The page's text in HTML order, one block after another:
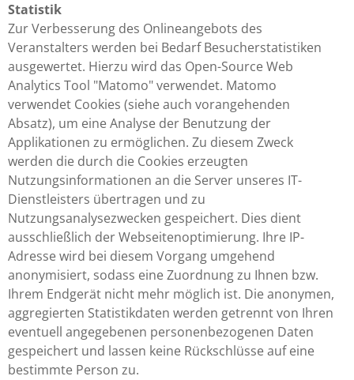
Statistik
Zur Verbesserung des Onlineangebots des
Veranstalters werden bei Bedarf Besucherstatistiken
ausgewertet. Hierzu wird das Open-Source Web
Analytics Tool "Matomo" verwendet. Matomo
verwendet Cookies (siehe auch vorangehenden
Absatz), um eine Analyse der Benutzung der
Applikationen zu ermöglichen. Zu diesem Zweck
werden die durch die Cookies erzeugten
Nutzungsinformationen an die Server unseres IT-
Dienstleisters übertragen und zu
Nutzungsanalysezwecken gespeichert. Dies dient
ausschließlich der Webseitenoptimierung. Ihre IP-
Adresse wird bei diesem Vorgang umgehend
anonymisiert, sodass eine Zuordnung zu Ihnen bzw.
Ihrem Endgerät nicht mehr möglich ist. Die anonymen,
aggregierten Statistikdaten werden getrennt von Ihren
eventuell angegebenen personenbezogenen Daten
gespeichert und lassen keine Rückschlüsse auf eine
bestimmte Person zu.